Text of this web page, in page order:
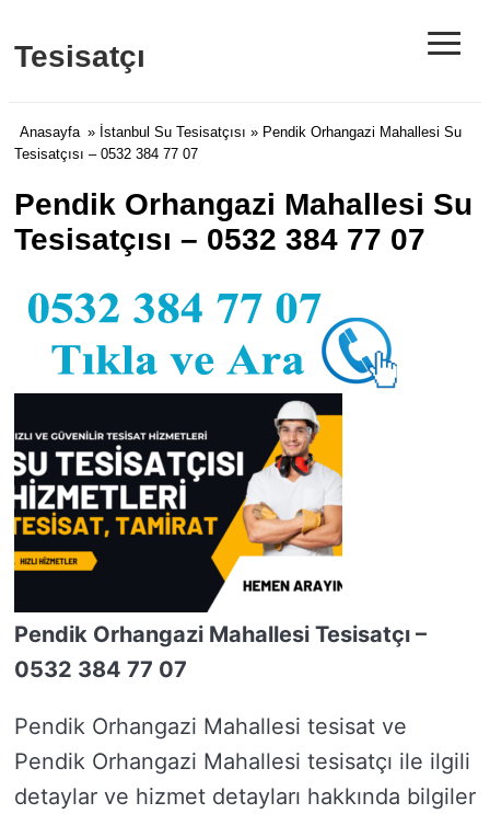
Tesisatçı ≡
Anasayfa » İstanbul Su Tesisatçısı » Pendik Orhangazi Mahallesi Su
Tesisatçısı – 0532 384 77 07
Pendik Orhangazi Mahallesi Su
Tesisatçısı – 0532 384 77 07
Pendik Orhangazi Mahallesi Tesisatçı –
0532 384 77 07
Pendik Orhangazi Mahallesi tesisat ve
Pendik Orhangazi Mahallesi tesisatçı ile ilgili
detaylar ve hizmet detayları hakkında bilgiler